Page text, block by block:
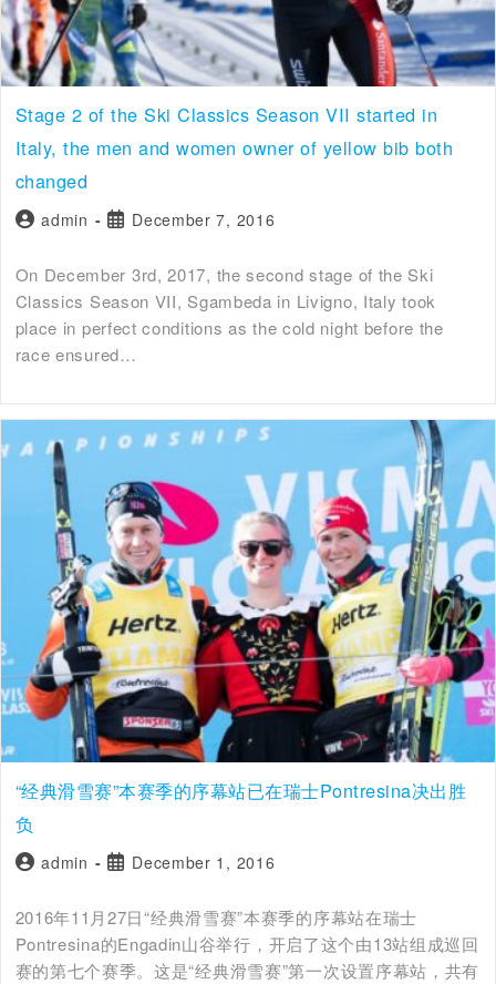
Stage 2 of the Ski Classics Season VII started in
Italy, the men and women owner of yellow bib both
changed
admin December 7, 2016
On December 3rd, 2017, the second stage of the Ski
Classics Season VII, Sgambeda in Livigno, Italy took
place in perfect conditions as the cold night before the
race ensured…
“经典滑雪赛”本赛季的序幕站已在瑞士Pontresina决出胜
负
admin December 1, 2016
2016年11月27日“经典滑雪赛”本赛季的序幕站在瑞士
Pontresina的Engadin山谷举行，开启了这个由13站组成巡回
赛的第七个赛季。这是“经典滑雪赛”第一次设置序幕站，共有